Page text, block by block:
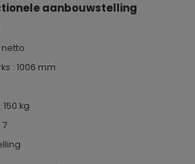
aanbouwstelling
netto
: 1006 mm
kg